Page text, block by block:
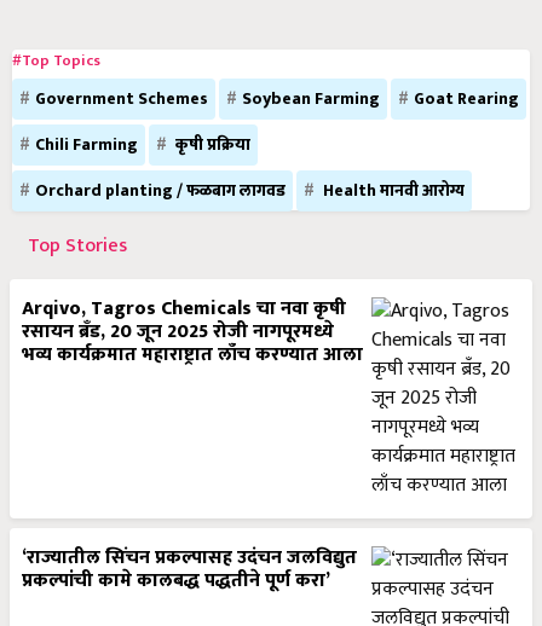
#Top Topics
Government Schemes Soybean Farming
Goat Rearing
Chili Farming
कृषी प्रक्रिया
Orchard planting / फळबाग लागवड
Health मानवी आरोग्य
Top Stories
Arqivo, Tagros Chemicals चा नवा कृषी
रसायन ब्रँड, 20 जून 2025 रोजी नागपूरमध्ये
भव्य कार्यक्रमात महाराष्ट्रात लाँच करण्यात आला
‘राज्यातील सिंचन प्रकल्पासह उदंचन जलविद्युत
प्रकल्पांची कामे कालबद्ध पद्धतीने पूर्ण करा’